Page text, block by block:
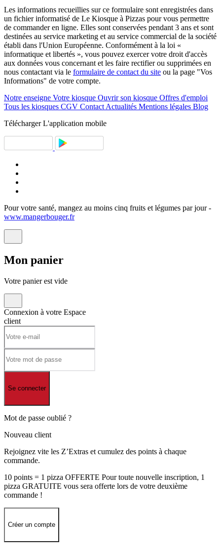
Les informations recueillies sur ce formulaire sont enregistrées dans
un fichier informatisé de Le Kiosque à Pizzas pour vous permettre
de commander en ligne. Elles sont conservées pendant 3 ans et sont
destinées au service marketing et au service commercial de la société
établi dans l'Union Européenne. Conformément à la loi «
informatique et libertés », vous pouvez exercer votre droit d'accès
aux données vous concernant et les faire rectifier ou supprimées en
nous contactant via le formulaire de contact du site ou la page "Vos
Informations" de votre compte.
Notre enseigne Votre kiosque Ouvrir son kiosque Offres d'emploi
Tous les kiosques CGV Contact Actualités Mentions légales Blog
Télécharger L'application mobile
Pour votre santé, mangez au moins cinq fruits et légumes par jour -
www.mangerbouger.fr
Mon panier
Votre panier est vide
Connexion à votre Espace
client
Se connecter
Mot de passe oublié ?
Nouveau client
Rejoignez vite les Z’Extras et cumulez des points à chaque
commande.
10 points = 1 pizza OFFERTE Pour toute nouvelle inscription, 1
pizza GRATUITE vous sera offerte lors de votre deuxième
commande !
Créer un compte